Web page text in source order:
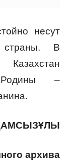
несут
В
Родины –
архива